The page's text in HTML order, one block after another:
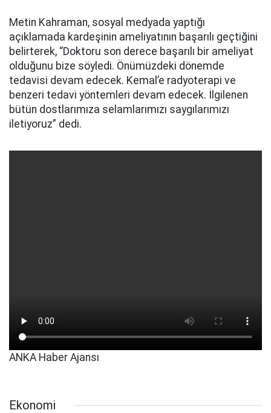
Metin Kahraman, sosyal medyada yaptığı
açıklamada kardeşinin ameliyatının başarılı geçtiğini
belirterek, “Doktoru son derece başarılı bir ameliyat
olduğunu bize söyledi. Önümüzdeki dönemde
tedavisi devam edecek. Kemal’e radyoterapi ve
benzeri tedavi yöntemleri devam edecek. İlgilenen
bütün dostlarımıza selamlarımızı saygılarımızı
iletiyoruz” dedi.
ANKA Haber Ajansı
Ekonomi